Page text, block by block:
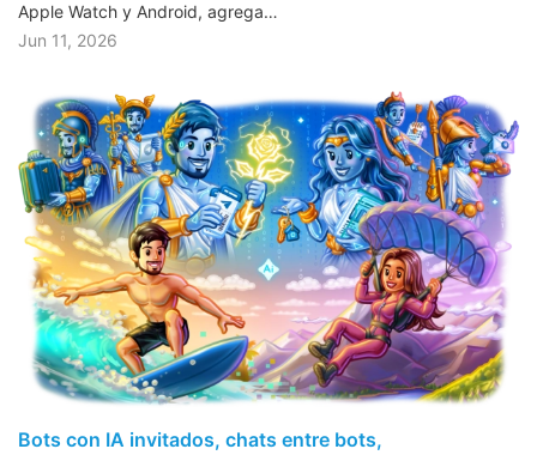
Apple Watch y Android, agrega…
Jun 11, 2026
Bots con IA invitados, chats entre bots,